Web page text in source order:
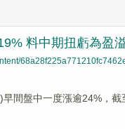
料中期扭虧為盈
早間盤中一度漲逾24%，